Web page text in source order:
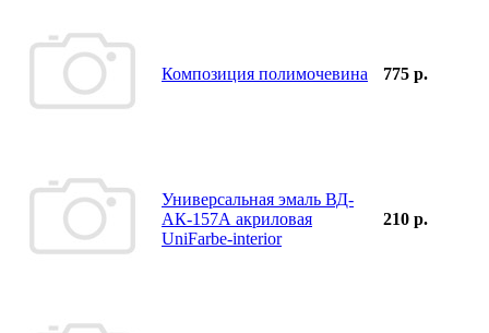
Композиция полимочевина 775 р.
Универсальная эмаль ВД-
АК-157А акриловая
UniFarbe-interior
210 р.